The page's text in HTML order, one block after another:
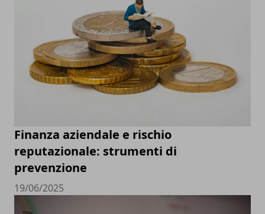
Finanza aziendale e rischio
reputazionale: strumenti di
prevenzione
19/06/2025